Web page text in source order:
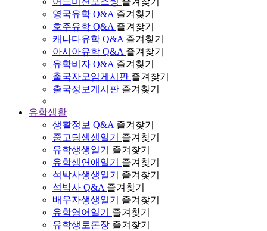
영국유학 Q&A 즐겨찾기
호주유학 Q&A 즐겨찾기
캐나다유학 Q&A 즐겨찾기
아시아유학 Q&A 즐겨찾기
유학비자 Q&A 즐겨찾기
출국자모임게시판 즐겨찾기
출국정보게시판 즐겨찾기
유학생활
생활정보 Q&A 즐겨찾기
중고딩생생일기
즐겨찾기
유학생생일기
즐겨찾기
유학생연애일기
즐겨찾기
석박사생생일기
즐겨찾기
석박사 Q&A 즐겨찾기
배우자생생일기
즐겨찾기
유학영어일기
즐겨찾기
유학생토론장 즐겨찾기